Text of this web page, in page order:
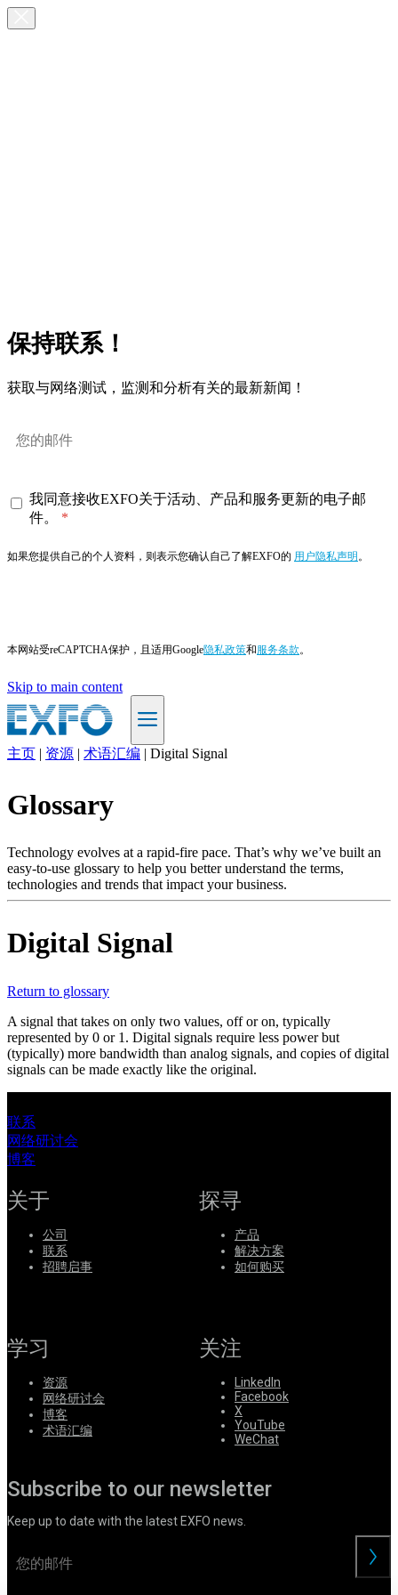
保持联系！
获取与网络测试，监测和分析有关的最新新闻！
我同意接收EXFO关于活动、产品和服务更新的电子邮
件。
如果您提供自己的个人资料，则表示您确认自己了解EXFO的 用户隐私声明 。
本网站受reCAPTCHA保护，且适用Google隐私政策和服务条款。
Skip to main content
产
解
决
方
支
服
务
如
何
购
买
资
源
联
系
RegisterLogin
Partners
主页 | 资源 | 术语汇编 | Digital Signal
Glossary
Technology evolves at a rapid-fire pace. That’s why we’ve built an
easy-to-use glossary to help you better understand the terms,
technologies and trends that impact your business.
Digital Signal
Return to glossary
A signal that takes on only two values, off or on, typically
represented by 0 or 1. Digital signals require less power but
(typically) more bandwidth than analog signals, and copies of digital
signals can be made exactly like the original.
联系
网络研讨会
博客
关于
公司
联系
招聘启事
探寻
产品
解决方案
如何购买
学习
资源
网络研讨会
博客
术语汇编
关注
LinkedIn
Facebook
X
YouTube
WeChat
Subscribe to our newsletter
Keep up to date with the latest EXFO news.